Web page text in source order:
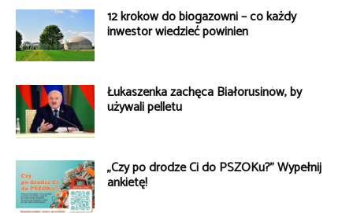
12 kroków do biogazowni – co każdy
inwestor wiedzieć powinien
Łukaszenka zachęca Białorusinów, by
używali pelletu
„Czy po drodze Ci do PSZOKu?” Wypełnij
ankietę!